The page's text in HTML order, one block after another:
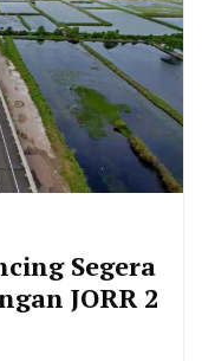
Segera
JORR 2